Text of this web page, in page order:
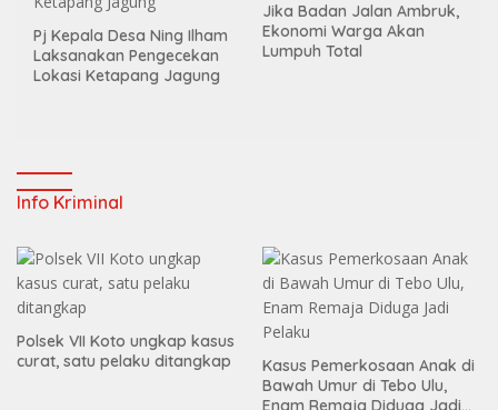
Pj Kepala Desa Ning Ilham
Laksanakan Pengecekan
Lokasi Ketapang Jagung
Jika Badan Jalan Ambruk,
Ekonomi Warga Akan
Lumpuh Total
Info Kriminal
Polsek VII Koto ungkap kasus
curat, satu pelaku ditangkap
Kasus Pemerkosaan Anak di
Bawah Umur di Tebo Ulu,
Enam Remaja Diduga Jadi